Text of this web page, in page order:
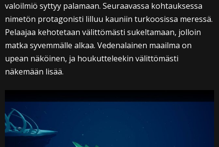
valoilmiö syttyy palamaan. Seuraavassa kohtauksessa
nimetön protagonisti lilluu kauniin turkoosissa meressä.
Pelaajaa kehotetaan välittömästi sukeltamaan, jolloin
matka syvemmälle alkaa. Vedenalainen maailma on
upean näköinen, ja houkutteleekin välittömästi
näkemään lisää.